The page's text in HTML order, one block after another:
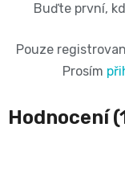
Buďte první,
Pouze
Prosím
Hodnocení